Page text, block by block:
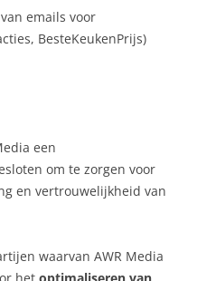
emails voor
BesteKeukenPrijs)
een
om te zorgen voor
en vertrouwelijkheid van
waarvan AWR Media